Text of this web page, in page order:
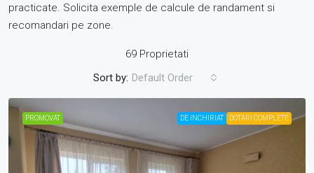
practicate. Solicita exemple de calcule de randament si
recomandari pe zone.
69 Proprietati
Sort by: Default Order
PROMOVAT DE INCHIRIAT DOTARI COMPLETE